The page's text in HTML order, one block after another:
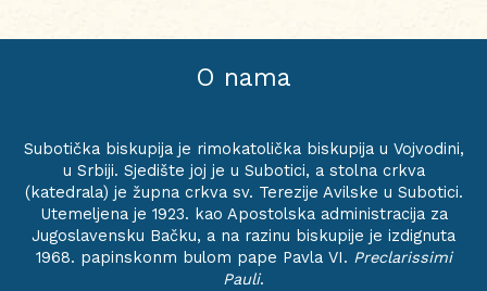
O nama
Subotička biskupija je rimokatolička biskupija u Vojvodini,
u Srbiji. Sjedište joj je u Subotici, a stolna crkva
(katedrala) je župna crkva sv. Terezije Avilske u Subotici.
Utemeljena je 1923. kao Apostolska administracija za
Jugoslavensku Bačku, a na razinu biskupije je izdignuta
1968. papinskonm bulom pape Pavla VI. Preclarissimi
Pauli.